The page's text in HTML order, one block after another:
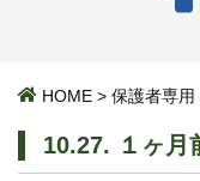
HOME > 保護者専用
10.27. １ヶ月